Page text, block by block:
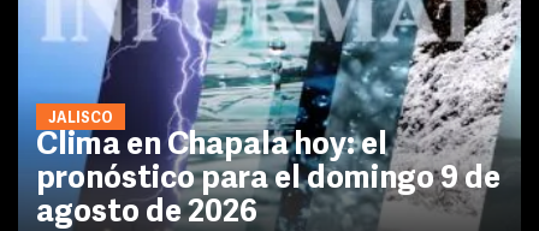
JALISCO
Clima en Chapala hoy: el
pronóstico para el domingo 9 de
agosto de 2026